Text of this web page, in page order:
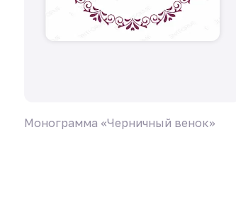
Монограмма «Черничный венок»